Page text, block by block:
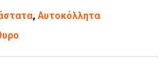
,Αυτοκόλλητα